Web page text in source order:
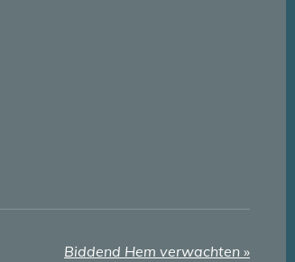
Biddend Hem verwachten »